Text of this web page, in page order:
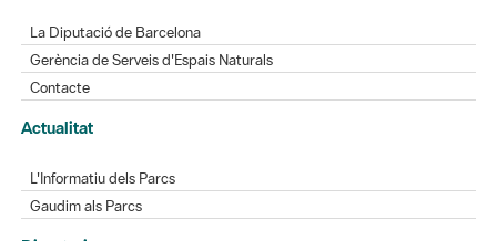
La Diputació de Barcelona
Gerència de Serveis d'Espais Naturals
Contacte
Actualitat
L'Informatiu dels Parcs
Gaudim als Parcs